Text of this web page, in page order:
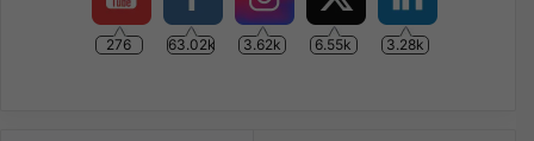
276 63.02k 3.62k 6.55k 3.28k